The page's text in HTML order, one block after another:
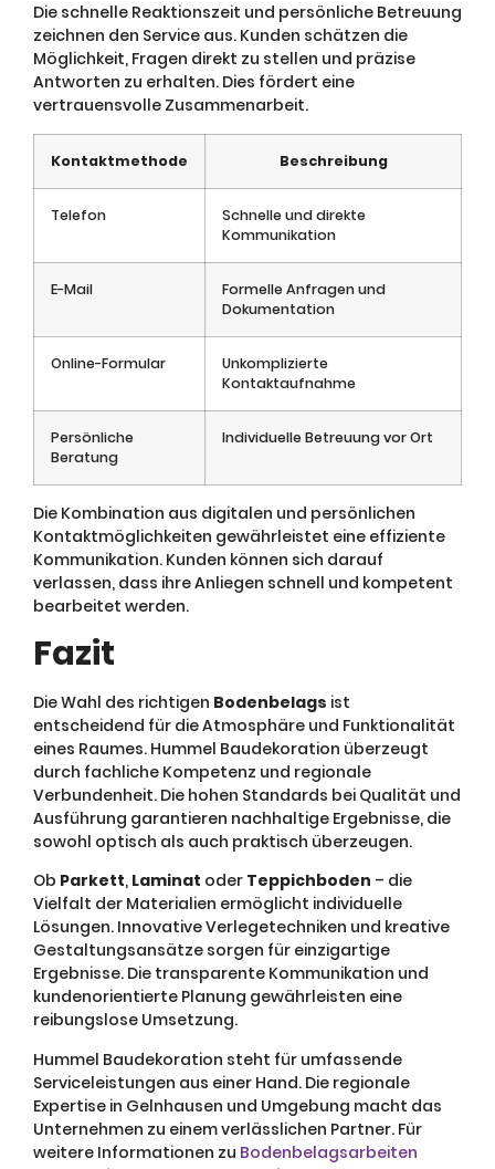
Die schnelle Reaktionszeit und persönliche Betreuung
zeichnen den Service aus. Kunden schätzen die
Möglichkeit, Fragen direkt zu stellen und präzise
Antworten zu erhalten. Dies fördert eine
vertrauensvolle Zusammenarbeit.
Kontaktmethode Beschreibung
Telefon
Schnelle und direkte
Kommunikation
E-Mail
Formelle Anfragen und
Dokumentation
Online-Formular
Unkomplizierte
Kontaktaufnahme
Persönliche
Beratung
Individuelle Betreuung vor Ort
Die Kombination aus digitalen und persönlichen
Kontaktmöglichkeiten gewährleistet eine effiziente
Kommunikation. Kunden können sich darauf
verlassen, dass ihre Anliegen schnell und kompetent
bearbeitet werden.
Fazit
Die Wahl des richtigen Bodenbelags ist
entscheidend für die Atmosphäre und Funktionalität
eines Raumes. Hummel Baudekoration überzeugt
durch fachliche Kompetenz und regionale
Verbundenheit. Die hohen Standards bei Qualität und
Ausführung garantieren nachhaltige Ergebnisse, die
sowohl optisch als auch praktisch überzeugen.
Ob Parkett, Laminat oder Teppichboden – die
Vielfalt der Materialien ermöglicht individuelle
Lösungen. Innovative Verlegetechniken und kreative
Gestaltungsansätze sorgen für einzigartige
Ergebnisse. Die transparente Kommunikation und
kundenorientierte Planung gewährleisten eine
reibungslose Umsetzung.
Hummel Baudekoration steht für umfassende
Serviceleistungen aus einer Hand. Die regionale
Expertise in Gelnhausen und Umgebung macht das
Unternehmen zu einem verlässlichen Partner. Für
weitere Informationen zu Bodenbelagsarbeiten